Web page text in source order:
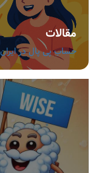
مقالات
حساب پی پال در ایران